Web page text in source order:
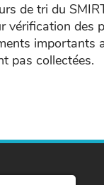
de tri du
vérification des
importants
pas collectées.